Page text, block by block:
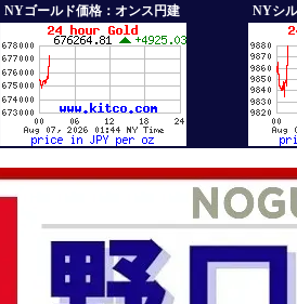
NYゴールド価格：オンス円建 NYシ